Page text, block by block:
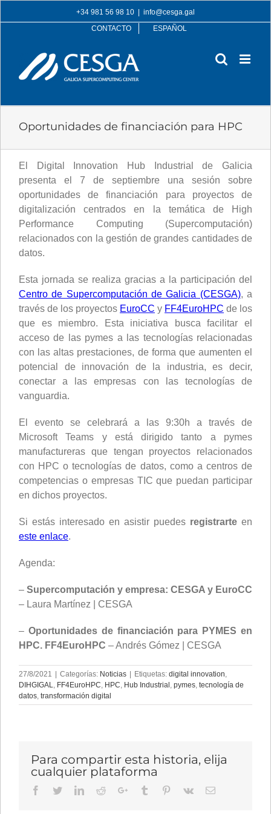
to
+34 981 56 98 10
info@cesga.gal
CONTACTO
ESPAÑOL
Oportunidades de financiación para HPC
El Digital Innovation Hub Industrial de Galicia
presenta el 7 de septiembre una sesión sobre
oportunidades de financiación para proyectos de
digitalización centrados en la temática de High
Performance Computing (Supercomputación)
relacionados con la gestión de grandes cantidades de
datos.
Esta jornada se realiza gracias a la participación del
Centro de Supercomputación de Galicia (CESGA), a
través de los proyectos EuroCC y FF4EuroHPC de los
que es miembro. Esta iniciativa busca facilitar el
acceso de las pymes a las tecnologías relacionadas
con las altas prestaciones, de forma que aumenten el
potencial de innovación de la industria, es decir,
conectar a las empresas con las tecnologías de
vanguardia.
El evento se celebrará a las 9:30h a través de
Microsoft Teams y está dirigido tanto a pymes
manufactureras que tengan proyectos relacionados
con HPC o tecnologías de datos, como a centros de
competencias o empresas TIC que puedan participar
en dichos proyectos.
Si estás interesado en asistir puedes registrarte en
este enlace.
Agenda:
– Supercomputación y empresa: CESGA y EuroCC
– Laura Martínez | CESGA
– Oportunidades de financiación para PYMES en
HPC. FF4EuroHPC – Andrés Gómez | CESGA
27/8/2021 | Categorías: Noticias | Etiquetas: digital innovation
DIHGIGAL
FF4EuroHPC HPC Hub Industrial pymes tecnología de
datos transformación digital
Para compartir esta historia, elija
cualquier plataforma
Facebook
TwitterLinkedIn
RedditGoogle+Tumblr Pinterest
Vk Email